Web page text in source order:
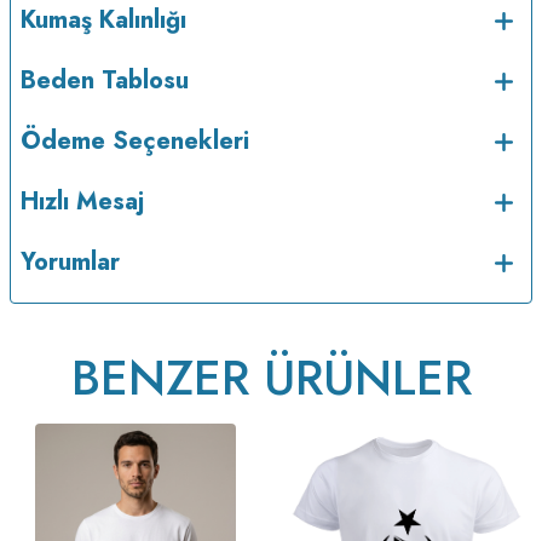
Kumaş Kalınlığı
Beden Tablosu
Ödeme Seçenekleri
Hızlı Mesaj
Yorumlar
BENZER ÜRÜNLER